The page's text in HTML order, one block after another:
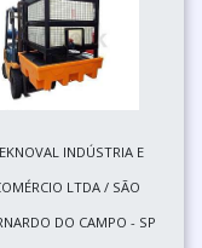
INDÚSTRIA E
LTDA / SÃO
DO CAMPO - SP